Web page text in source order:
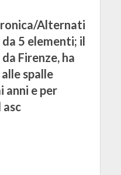
Alternati
5 elementi; il
Firenze, ha
spalle
anni e per